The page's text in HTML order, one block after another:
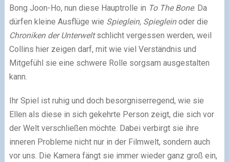
Bong Joon-Ho, nun diese Hauptrolle in To The Bone. Da
dürfen kleine Ausflüge wie Spieglein, Spiegleinoder die
Chroniken der Unterweltschlicht vergessen werden, weil
Collins hier zeigen darf, mit wie viel Verständnis und
Mitgefühl sie eine schwere Rolle sorgsam ausgestalten
kann.
Ihr Spiel ist ruhig und doch besorgniserregend, wie sie
Ellen als diese in sich gekehrte Person zeigt, die sich vor
der Welt verschließen möchte. Dabei verbirgt sie ihre
inneren Probleme nicht nur in der Filmwelt, sondern auch
vor uns. Die Kamera fängt sie immer wieder ganz groß ein,